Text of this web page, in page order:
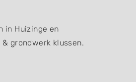
in Huizinge en
grondwerk klussen.